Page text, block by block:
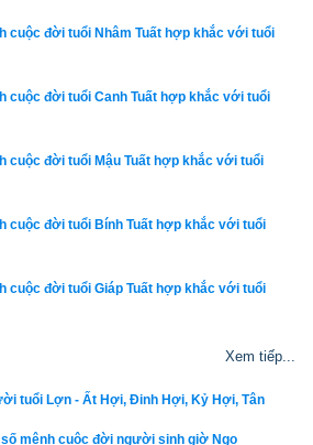
theo lịch vạn niên
thì người tuổi Tuất
trực, thành thực và có lòng chính
trượng nghĩa giúp người và vì số
bằng, họ cũng không hống hách với
đáng được kết giao. Họ thường làm
gánh giữa chừng, họ luôn quan sát
quanh bằng lý trí nên nhiều khi làm
họ lạnh lùng. Những người tuổi Tuất
như trong quân đội, giáo viên giỏi,
thẩm phán anh minh, một thầy thuốc
vẫn là công tố viên, kỹ sư công
năng nhẫn nại. Những người sinh về
số Thủ thân chi Cẩu (Chó giữ
cuộc đời tuổi Nhâm Tuất hợp khắc với tuổi
cuộc đời tuổi Canh Tuất hợp khắc với tuổi
cuộc đời tuổi Mậu Tuất hợp khắc với tuổi
cuộc đời tuổi Bính Tuất hợp khắc với tuổi
cuộc đời tuổi Giáp Tuất hợp khắc với tuổi
Xem tiếp...
tuổi Lợn - Ất Hợi, Đinh Hợi, Kỷ Hợi, Tân
số mệnh cuộc đời người sinh giờ Ngọ